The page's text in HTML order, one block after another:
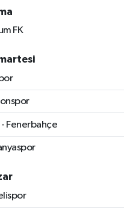
FK
Fenerbahçe